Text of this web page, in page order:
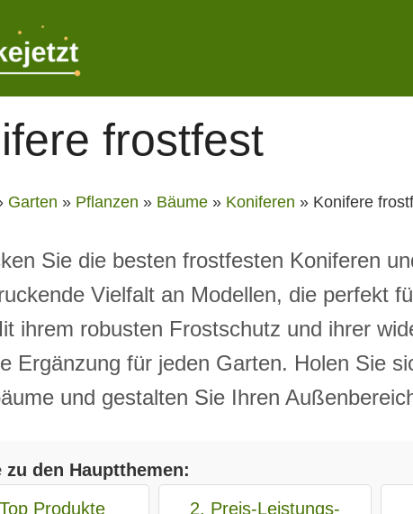
frostfest
Garten » Pflanzen » Bäume » Koniferen » Konifere
Sie die besten frostfesten Koniferen
Vielfalt an Modellen, die perfekt
ihrem robusten Frostschutz und ihrer
Ergänzung für jeden Garten. Holen Sie
und gestalten Sie Ihren
zu den Hauptthemen:
Produkte
2. Preis-Leistungs-